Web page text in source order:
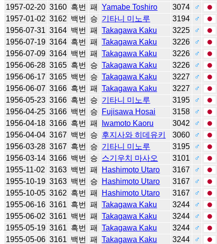
1957-02-20 3160 흑번 패 Yamabe Toshiro 3074
♂
1957-01-02 3162 백번 승 기타니 미노루 3194
♂
1956-07-31 3164 백번 패 Takagawa Kaku 3225
♂
1956-07-19 3164 흑번 패 Takagawa Kaku 3226
♂
1956-07-09 3164 백번 패 Takagawa Kaku 3226
♂
1956-06-28 3165 흑번 승 Takagawa Kaku 3226
♂
1956-06-17 3165 백번 승 Takagawa Kaku 3227
♂
1956-06-07 3166 흑번 패 Takagawa Kaku 3227
♂
1956-05-23 3166 흑번 승 기타니 미노루 3195
♂
1956-04-25 3166 백번 승 Fujisawa Hosai 3158
♂
1956-04-18 3166 흑번 패 Iwamoto Kaoru 3042
♂
1956-04-04 3167 백번 승 후지사와 히데유키 3060
♂
1956-03-28 3167 흑번 승 기타니 미노루 3195
♂
1956-03-14 3166 백번 승 스기우치 마사오 3101
♂
1955-11-02 3163 백번 패 Hashimoto Utaro 3167
♂
1955-10-19 3163 백번 승 Hashimoto Utaro 3167
♂
1955-10-05 3162 흑번 패 Hashimoto Utaro 3167
♂
1955-06-16 3161 흑번 패 Takagawa Kaku 3244
♂
1955-06-02 3161 백번 패 Takagawa Kaku 3244
♂
1955-05-19 3161 흑번 패 Takagawa Kaku 3244
♂
1955-05-06 3161 백번 패 Takagawa Kaku 3244
♂